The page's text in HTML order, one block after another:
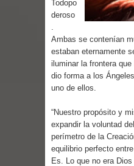
Parte 03:
Todopo
deroso
Ambas se contenían
estaban eternamente
iluminar la frontera
dio forma a los
uno de ellos.
“Nuestro propósito y
expandir la voluntad
perímetro de la
equilibrio perfecto
Es. Lo que no era